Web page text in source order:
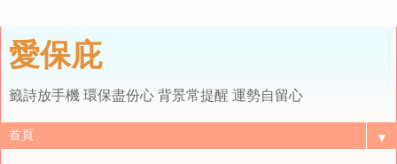
愛保庇
籤詩放手機 環保盡份心 背景常提醒 運勢自留心
▼